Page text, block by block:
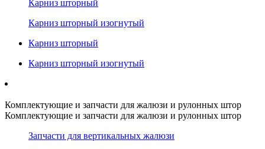
Карниз шторный
Карниз шторный изогнутый
Карниз шторный
Карниз шторный изогнутый
Комплектующие и запчасти для жалюзи и рулонных штор
Комплектующие и запчасти для жалюзи и рулонных штор
Запчасти для вертикальных жалюзи